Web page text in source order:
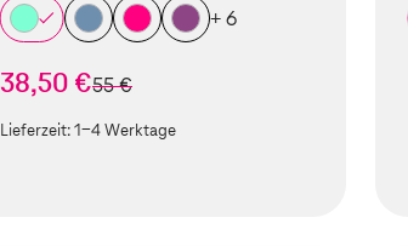
+ 6
38,50 €statt
55 €
Lieferzeit:1-4 Werktage